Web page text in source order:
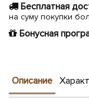
Бесплатная
на суму покупки
Бонусная
Описание